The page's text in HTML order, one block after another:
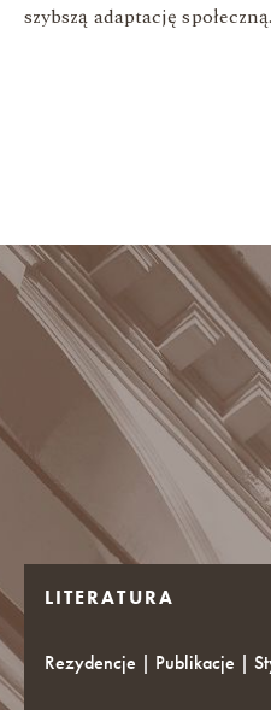
szybszą adaptację społeczną.
LITERATURA
Rezydencje | Publikacje |